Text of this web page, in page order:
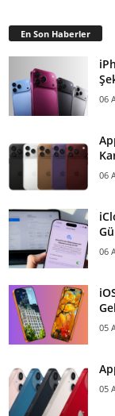
En Son Haberler
06
06
06
05
05